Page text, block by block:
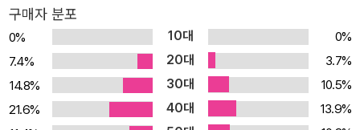
명사 하나에 대해서도 장문의 칼럼을 쓸 만큼 글쓰기에 까다로웠지만
그는 어떠한 딱딱한 주제들을 다룰 때조차 늘 특유의 촌철살인 유머
를 잃지 않으면서 남녀노소 누구나 이해하기 쉽게 글을 썼다. 흔히 미
국식 유머란 어떠한 우울하고 힘겨운 상황도 웃음으로 풍자해 내는
재치와 그 안에 담긴 깊이 있는 통찰을 의미하는바 서버는 그러한 미
구매자 분포
0% 10대
0%
7.4%
20대
3.7%
14.8%
30대
10.5%
21.6%
40대
13.9%